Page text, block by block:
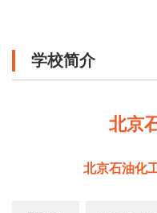
学校简介
北京
北京石油化